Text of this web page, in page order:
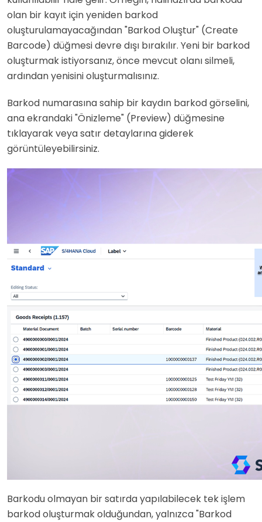
olan bir kayıt için yeniden barkod
oluşturulamayacağından "Barkod Oluştur" (Create
Barcode) düğmesi devre dışı bırakılır. Yeni bir barkod
oluşturmak istiyorsanız, önce mevcut olanı silmeli,
ardından yenisini oluşturmalısınız.
Barkod numarasına sahip bir kaydın barkod görselini,
ana ekrandaki "Önizleme" (Preview) düğmesine
tıklayarak veya satır detaylarına giderek
görüntüleyebilirsiniz.
Barkodu olmayan bir satırda yapılabilecek tek işlem
barkod oluşturmak olduğundan, yalnızca "Barkod